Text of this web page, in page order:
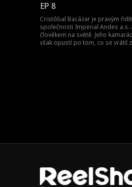
EP 8
Cristóbal Bacázar je pravým
společnosti Imperial Andes a.s.
člověkem na světě. Jeho
však opustí po tom, co se vrátil